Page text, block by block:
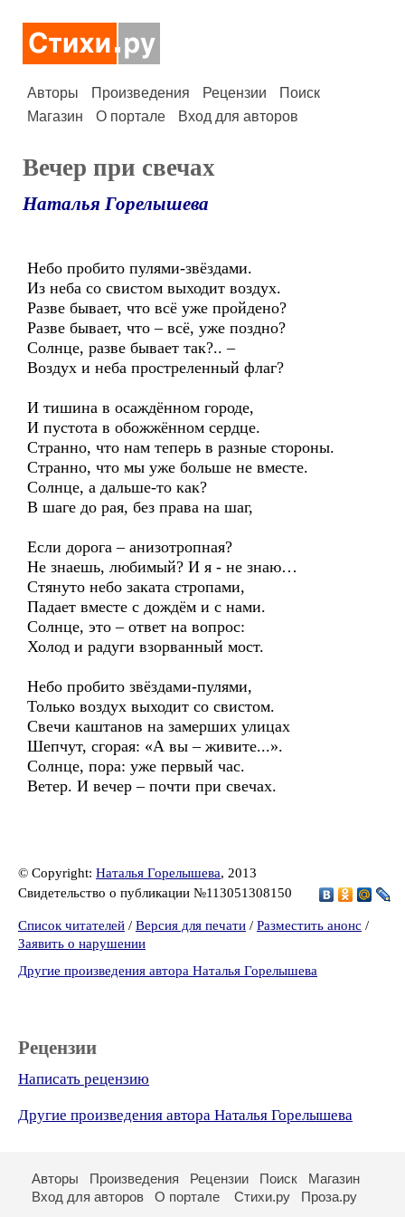
Авторы Произведения Рецензии
Поиск
Магазин
О портале Вход для авторов
Вечер при свечах
Наталья Горелышева
Небо пробито пулями-звёздами.
Из неба со свистом выходит воздух.
Разве бывает, что всё уже пройдено?
Разве бывает, что – всё, уже поздно?
Солнце, разве бывает так?.. –
Воздух и неба простреленный флаг?
И тишина в осаждённом городе,
И пустота в обожжённом сердце.
Странно, что нам теперь в разные стороны.
Странно, что мы уже больше не вместе.
Солнце, а дальше-то как?
В шаге до рая, без права на шаг,
Если дорога – анизотропная?
Не знаешь, любимый? И я - не знаю…
Стянуто небо заката стропами,
Падает вместе с дождём и с нами.
Солнце, это – ответ на вопрос:
Холод и радуги взорванный мост.
Небо пробито звёздами-пулями,
Только воздух выходит со свистом.
Свечи каштанов на замерших улицах
Шепчут, сгорая: «А вы – живите...».
Солнце, пора: уже первый час.
Ветер. И вечер – почти при свечах.
© Copyright: Наталья Горелышева, 2013
Свидетельство о публикации №113051308150
Список читателей / Версия для печати / Разместить анонс /
Заявить о нарушении
Другие произведения автора Наталья Горелышева
Рецензии
Написать рецензию
Другие произведения автора Наталья Горелышева
Авторы Произведения Рецензии Поиск
Магазин
Вход для авторов
О портале Стихи.ру Проза.ру